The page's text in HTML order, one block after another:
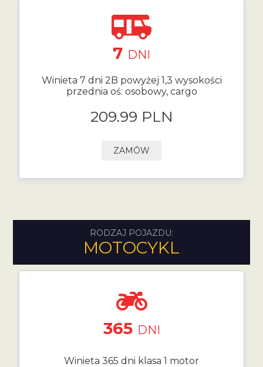
7 DNI
Winieta 7 dni 2B powyżej 1,3 wysokości
przednia oś: osobowy, cargo
209.99 PLN
ZAMÓW
RODZAJ POJAZDU:
MOTOCYKL
365 DNI
Winieta 365 dni klasa 1 motor